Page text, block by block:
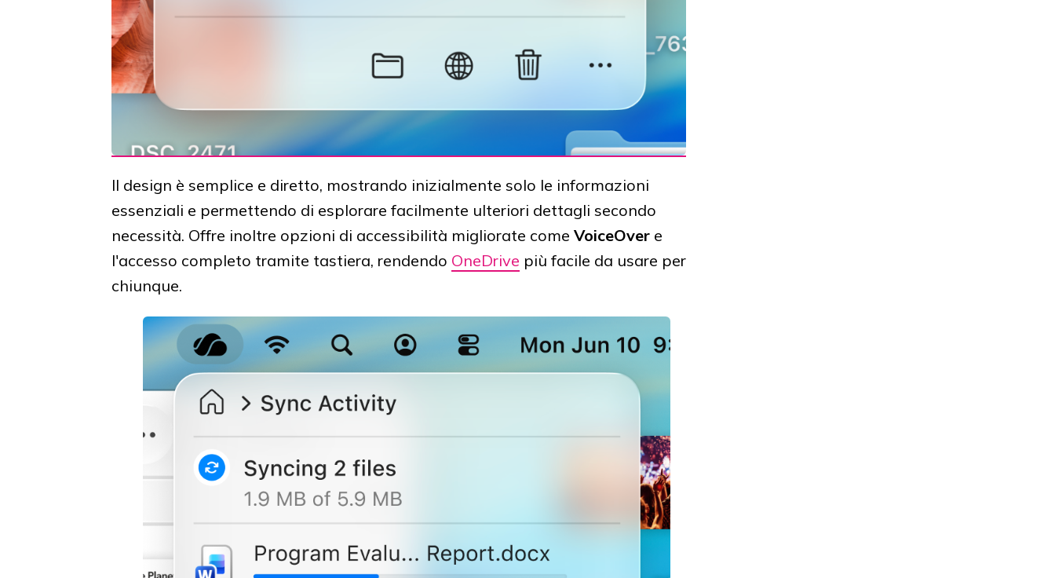
Il design è semplice e diretto, mostrando inizialmente solo le informazioni
essenziali e permettendo di esplorare facilmente ulteriori dettagli secondo
necessità. Offre inoltre opzioni di accessibilità migliorate come VoiceOver e
l'accesso completo tramite tastiera, rendendo OneDrive più facile da usare per
chiunque.